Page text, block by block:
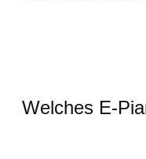
Welches E-